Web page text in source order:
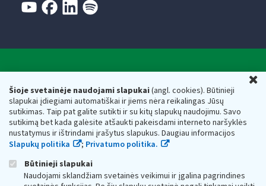
Šioje svetainėje naudojami slapukai(angl. cookies). Būtinieji
slapukai įdiegiami automatiškai ir jiems nėra reikalingas Jūsų
sutikimas. Taip pat galite sutikti ir su kitų slapukų naudojimu. Savo
sutikimą bet kada galėsite atšaukti pakeisdami interneto naršyklės
nustatymus ir ištrindami įrašytus slapukus. Daugiau informacijos
Slapukų politika
; Privatumo politika.
Būtinieji slapukai
Naudojami sklandžiam svetainės veikimui ir įgalina pagrindines
Respublikos finansų ministerijos
Biudžetinė įstaiga. Juridinio asmens kodas — 188659752,
adresas: Vasario 16-osios g. 14, 01107 Vilnius, Lietuva, el.paštas:
vmi@vmi.lt, E. pristatymo dėžutės adresas 188659752
Duomenys apie Valstybinę mokesčių inspekciją prie Lietuvos
Respublikos finansų ministerijos kaupiami ir saugomi Juridinių